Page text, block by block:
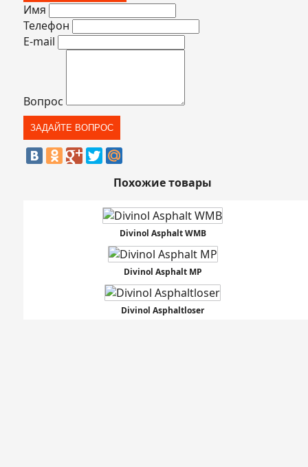
Имя
Телефон
E-mail
Вопрос
Похожие товары
Divinol Asphalt WMB
Divinol Asphalt MP
Divinol Asphaltloser